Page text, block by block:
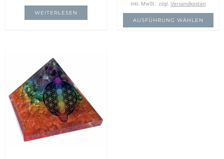
WEITERLESEN
inkl. MwSt. zzgl. Versandkosten
AUSFÜHRUNG WÄHLEN